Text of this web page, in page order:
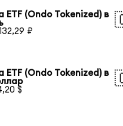
ETF (Ondo Tokenized) в
₽
ETF (Ondo Tokenized) в
$